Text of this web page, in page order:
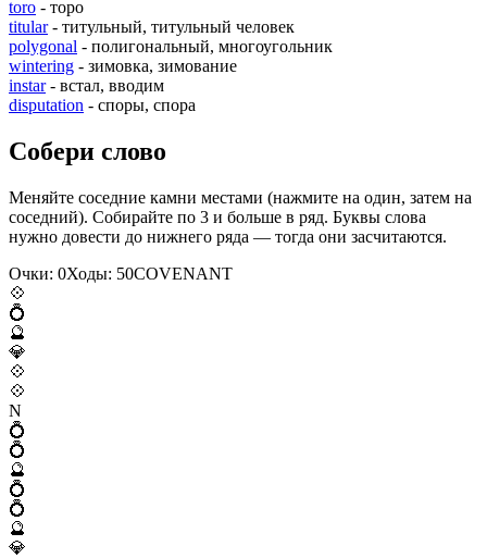
toro - торо
titular- титульный, титульный человек
polygonal - полигональный, многоугольник
wintering - зимовка, зимование
instar- встал, вводим
disputation - споры, спора
Собери слово
Меняйте соседние камни местами (нажмите на один, затем на
соседний). Собирайте по 3 и больше в ряд. Буквы слова
нужно довести до нижнего ряда — тогда они засчитаются.
Очки: 0Ходы: 50COVENANT
💠
💍
🔮
💎
💠
💠
N
💍
💍
🔮
💍
💍
🔮
💎